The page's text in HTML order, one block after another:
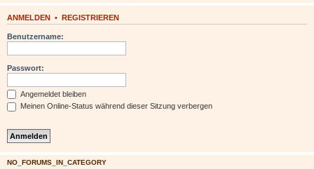
ANMELDEN • REGISTRIEREN
Benutzername:
Passwort:
Angemeldet bleiben
Meinen Online-Status während dieser Sitzung verbergen
NO_FORUMS_IN_CATEGORY